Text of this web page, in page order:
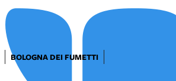
BOLOGNA DEI FUMETTI